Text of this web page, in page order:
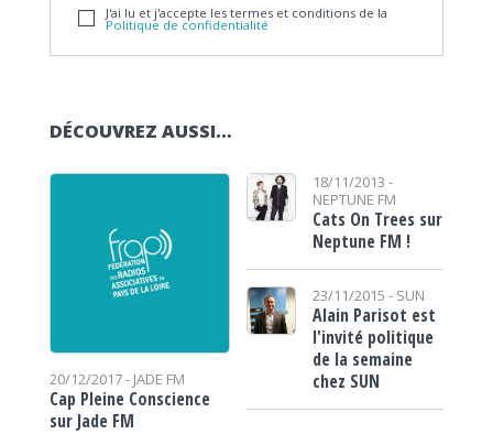
J'ai lu et j'accepte les termes et conditions de la
Politique de confidentialité
DÉCOUVREZ AUSSI…
20/12/2017 - JADE FM
Cap Pleine Conscience
sur Jade FM
18/11/2013 -
NEPTUNE FM
Cats On Trees sur
Neptune FM !
23/11/2015 - SUN
Alain Parisot est
l'invité politique
de la semaine
chez SUN